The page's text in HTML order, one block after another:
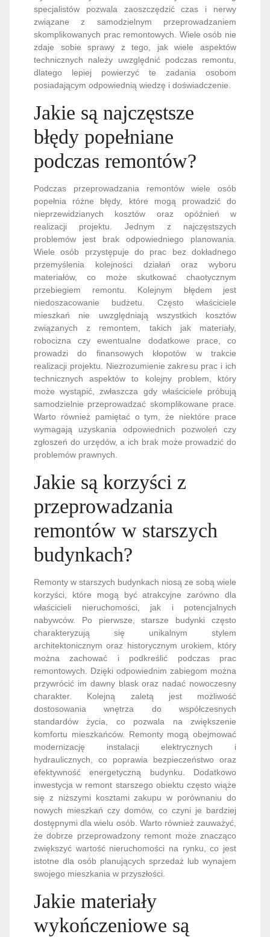
specjalistów pozwala zaoszczędzić czas i nerwy
związane z samodzielnym przeprowadzaniem
skomplikowanych prac remontowych. Wiele osób nie
zdaje sobie sprawy z tego, jak wiele aspektów
technicznych należy uwzględnić podczas remontu,
dlatego lepiej powierzyć te zadania osobom
posiadającym odpowiednią wiedzę i doświadczenie.
Jakie są najczęstsze
błędy popełniane
podczas remontów?
Podczas przeprowadzania remontów wiele osób
popełnia różne błędy, które mogą prowadzić do
nieprzewidzianych kosztów oraz opóźnień w
realizacji projektu. Jednym z najczęstszych
problemów jest brak odpowiedniego planowania.
Wiele osób przystępuje do prac bez dokładnego
przemyślenia kolejności działań oraz wyboru
materiałów, co może skutkować chaotycznym
przebiegiem remontu. Kolejnym błędem jest
niedoszacowanie budżetu. Często właściciele
mieszkań nie uwzględniają wszystkich kosztów
związanych z remontem, takich jak materiały,
robocizna czy ewentualne dodatkowe prace, co
prowadzi do finansowych kłopotów w trakcie
realizacji projektu. Niezrozumienie zakresu prac i ich
technicznych aspektów to kolejny problem, który
może wystąpić, zwłaszcza gdy właściciele próbują
samodzielnie przeprowadzać skomplikowane prace.
Warto również pamiętać o tym, że niektóre prace
wymagają uzyskania odpowiednich pozwoleń czy
zgłoszeń do urzędów, a ich brak może prowadzić do
problemów prawnych.
Jakie są korzyści z
przeprowadzania
remontów w starszych
budynkach?
Remonty w starszych budynkach niosą ze sobą wiele
korzyści, które mogą być atrakcyjne zarówno dla
właścicieli nieruchomości, jak i potencjalnych
nabywców. Po pierwsze, starsze budynki często
charakteryzują się unikalnym stylem
architektonicznym oraz historycznym urokiem, który
można zachować i podkreślić podczas prac
remontowych. Dzięki odpowiednim zabiegom można
przywrócić im dawny blask oraz nadać nowoczesny
charakter. Kolejną zaletą jest możliwość
dostosowania wnętrza do współczesnych
standardów życia, co pozwala na zwiększenie
komfortu mieszkańców. Remonty mogą obejmować
modernizację instalacji elektrycznych i
hydraulicznych, co poprawia bezpieczeństwo oraz
efektywność energetyczną budynku. Dodatkowo
inwestycja w remont starszego obiektu często wiąże
się z niższymi kosztami zakupu w porównaniu do
nowych mieszkań czy domów, co czyni je bardziej
dostępnymi dla wielu osób. Warto również zauważyć,
że dobrze przeprowadzony remont może znacząco
zwiększyć wartość nieruchomości na rynku, co jest
istotne dla osób planujących sprzedaż lub wynajem
swojego mieszkania w przyszłości.
Jakie materiały
wykończeniowe są